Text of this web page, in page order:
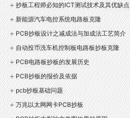
抄板工程师必知的ICT测试技术及其优缺点
新能源汽车电控系统电路板克隆
PCB抄板设计之减成法与加成法工艺简介
自动投币洗车机控制板电路板抄板克隆
PCB电路板抄板的发展历史
PCB抄板的报价及依据
pcb抄板基础问题
万兆以太网网卡PCB抄板